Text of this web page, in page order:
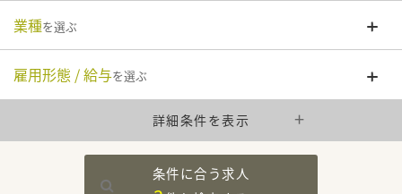
業種を選ぶ
雇用形態 / 給与を選ぶ
詳細条件を表示
条件に合う求人